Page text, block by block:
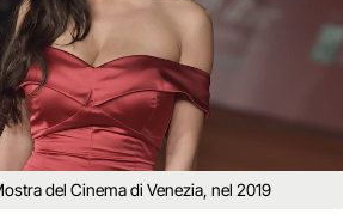
del Cinema di Venezia, nel 2019